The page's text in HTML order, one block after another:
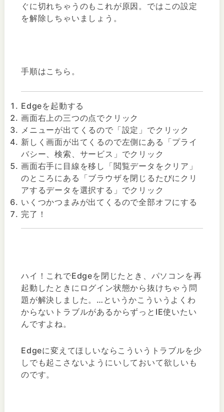
ぐに切れちゃうのもこれが原因。ではこの設定
を解除しちゃいましょう。
手順はこちら。
Edgeを起動する
画面右上の三つの点でクリック
メニューが出てくるので「設定」でクリック
新しく画面が出てくるので左側にある「プライ
バシー、検索、サービス」でクリック
画面右手に目線を移し「閲覧データをクリア」
のところにある「ブラウザを閉じるたびにクリ
アするデータを選択する」でクリック
いくつかつまみが出てくるので全部オフにする
完了！
ハイ！これでEdgeを閉じたとき、パソコンを再
起動したときにログイン状態から抜けちゃう問
題が解決しました。…というかこういうよくわ
からないトラブルがあるからずっとIE使いたい
んですよね。
Edgeに変えてほしいならこういうトラブルを少
しでも起こさないようにいしておいて欲しいも
のです。